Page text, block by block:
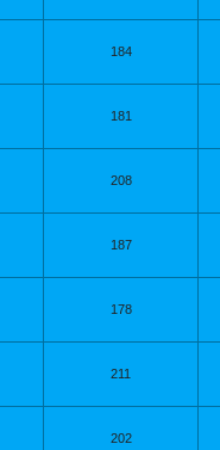
184
181
208
187
178
211
202